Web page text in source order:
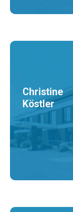
Christine
Köstler